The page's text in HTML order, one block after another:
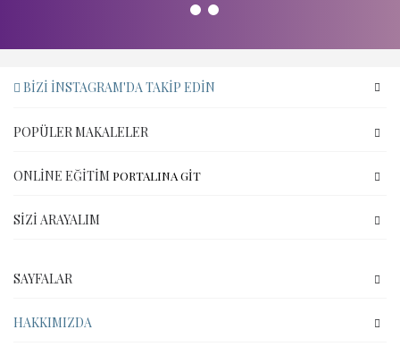
37 38
BIZI İNSTAGRAM'DA TAKIP EDIN
POPÜLER MAKALELER
ONLINE EĞITIM PORTALINA GİT
SIZI ARAYALIM
SAYFALAR
HAKKIMIZDA